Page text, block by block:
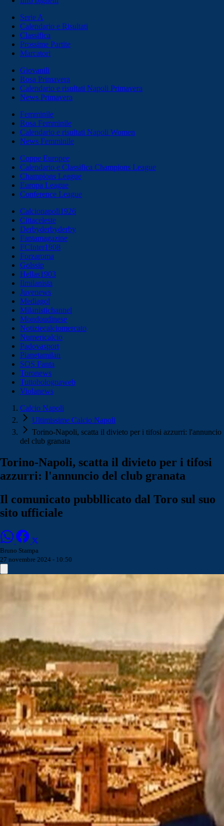
Serie A
Calendario e Risultati
Classifica
Prossime Partite
Marcatori
Giovanili
Rosa Primavera
Calendario e risultati Napoli Primavera
News Primavera
Femminile
Rosa Femminile
Calendario e risultati Napoli Women
News Femminile
Coppe Europee
Calendario e Classifica Champions League
Champions League
Europa League
Conference League
Calcionapoli1926
Cittaceleste
Derbyderbyderby
Fantamagazine
FCInter1908
Forzaroma
Golssip
Hellas1903
Ilmilanista
Juvenews
Mediagol
Milanistichannel
Mondoudinese
Notiziecalciomercato
Numericalcio
Padovasport
Pianetamilan
SOS Fanta
Toronews
Tuttobolognaweb
Violanews
Calcio Napoli
Ultimissime Calcio Napoli
Torino-Napoli, scatta il divieto per i tifosi azzurri: l'annuncio
del club granata
Torino-Napoli, scatta il divieto per i tifosi
azzurri: l'annuncio del club granata
Il comunicato pubbllicato dal Toro sul suo
sito ufficiale
Bruno Stampa
27 novembre 2024 - 10:50